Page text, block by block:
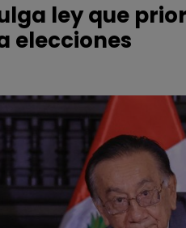
ley que
elecciones